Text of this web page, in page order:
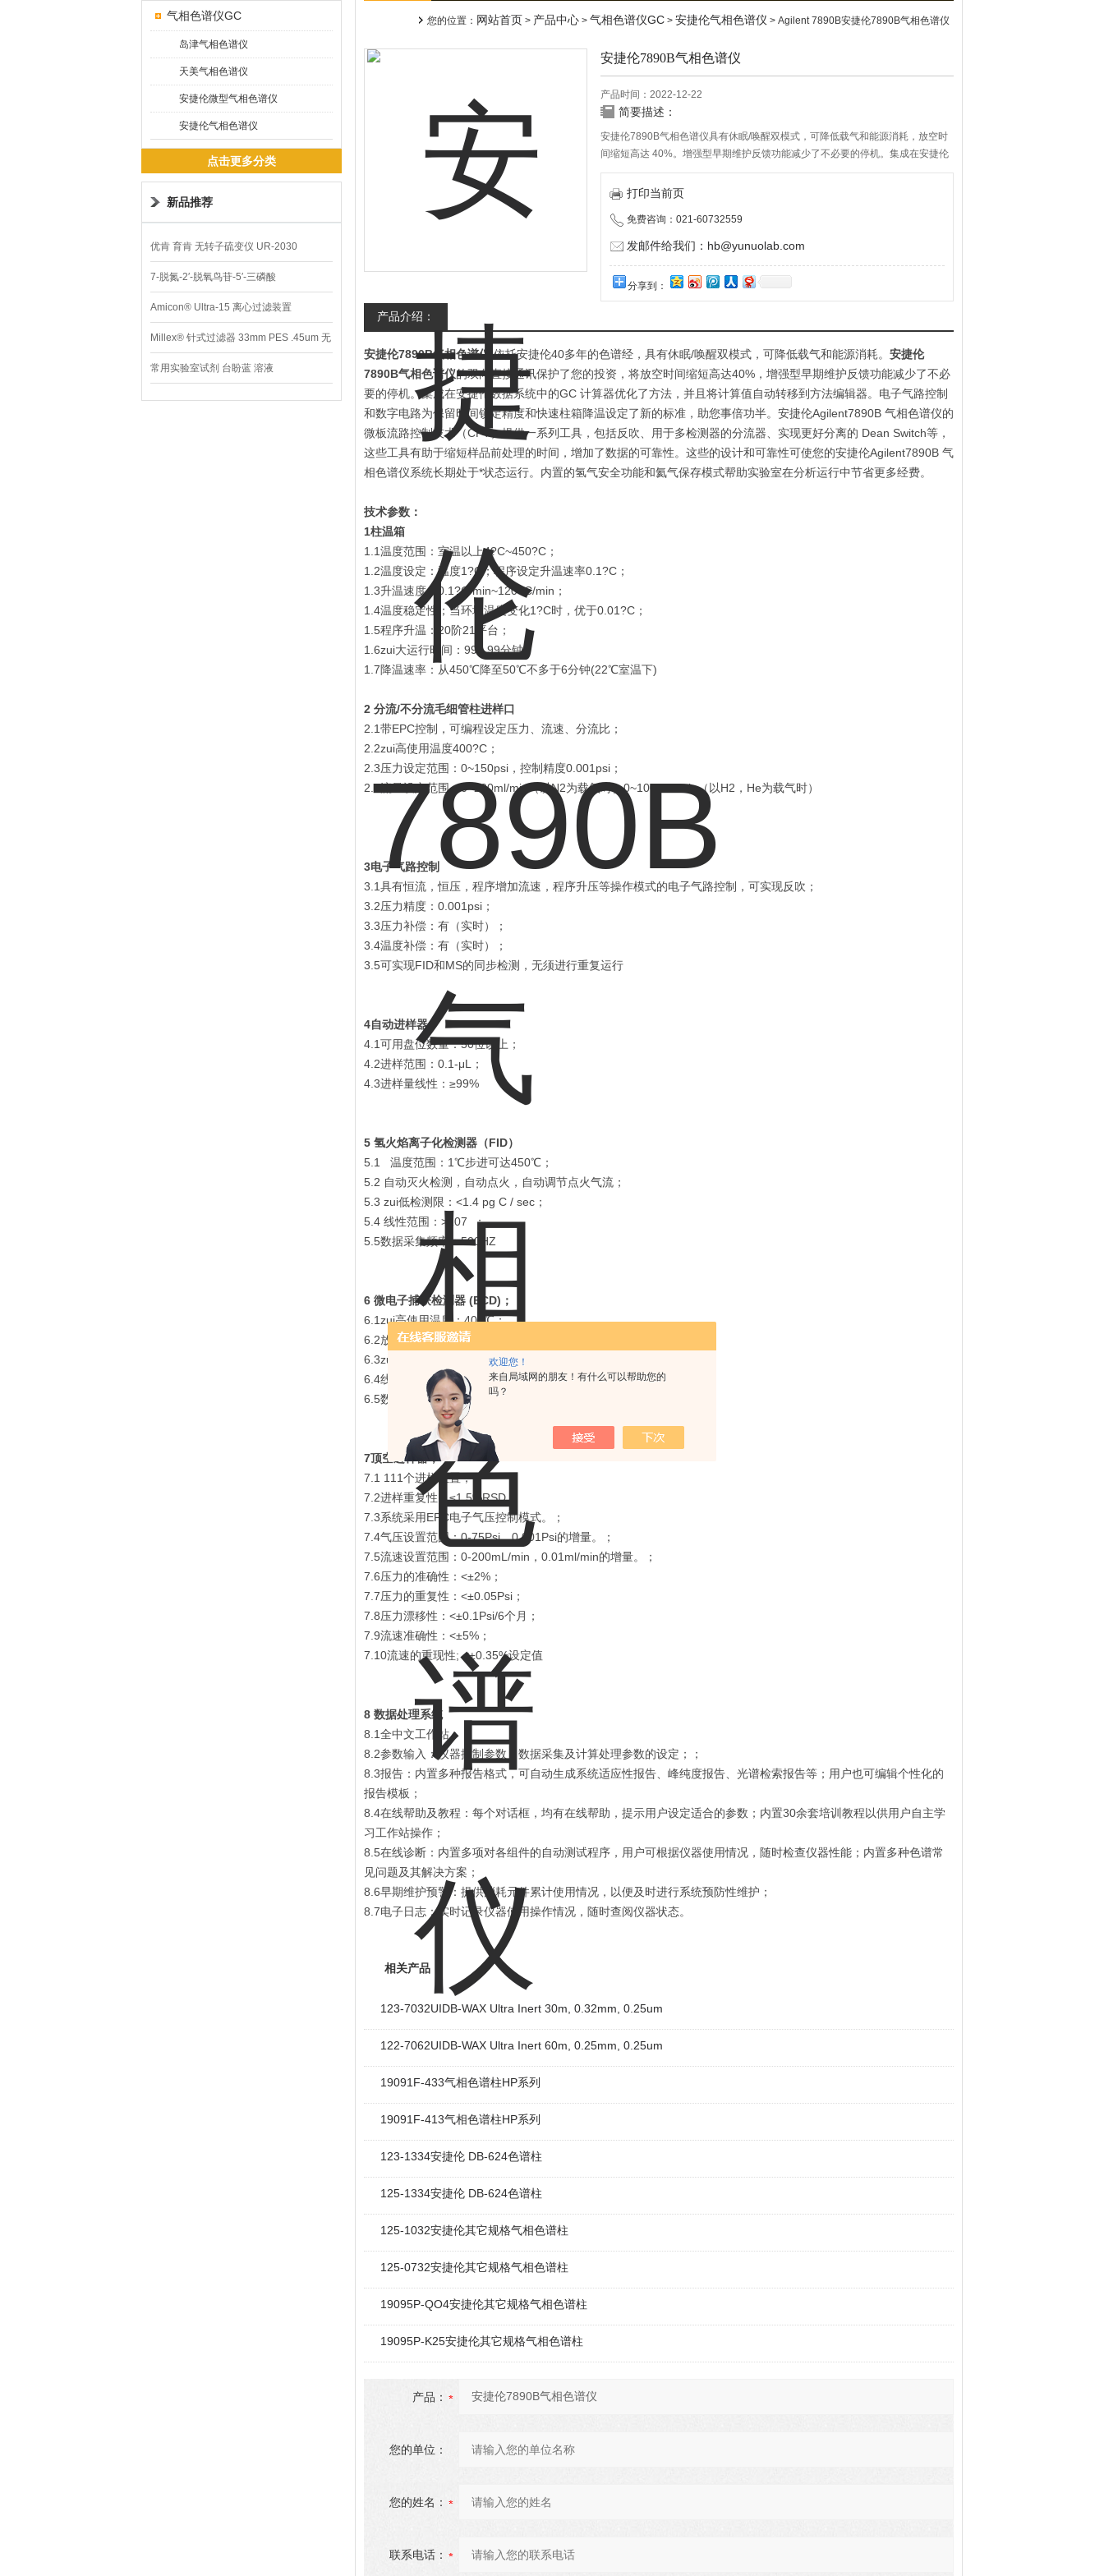
欢迎您！
来自局域网的朋友！有什么可以帮助您的
吗？
气相色谱仪GC
岛津气相色谱仪
天美气相色谱仪
安捷伦微型气相色谱仪
安捷伦气相色谱仪
点击更多分类
新品推荐
优肯 育肯 无转子硫变仪 UR-2030
7-脱氮-2′-脱氧鸟苷-5′-三磷酸
Amicon® Ultra-15 离心过滤装置
Millex® 针式过滤器 33mm PES .45um 无
菌
常用实验室试剂 台盼蓝 溶液
您的位置： 网站首页 > 产品中心 > 气相色谱仪GC > 安捷伦气相色谱仪 > Agilent 7890B安捷伦7890B气相色谱仪
安捷伦7890B气相色谱仪
产品时间：2022-12-22
简要描述：
安捷伦7890B气相色谱仪具有休眠/唤醒双模式，可降低载气和能源消耗，放空时
间缩短高达 40%。增强型早期维护反馈功能减少了不必要的停机。集成在安捷伦
数据系统中的GC 计算器优化了方法，并且将计算值自动转移到方法编辑器。电子
气路控制和数字电路为保留时间锁定精度和快速柱箱降温设定了新的标准，助您
打印当前页
免费咨询：021-60732559
发邮件给我们：hb@yunuolab.com
分享到：
产品介绍：
安捷伦7890B气相色谱仪 ,依托安捷伦40多年的色谱经，具有休眠/唤醒双模式，可降低载气和能源消耗。 安捷伦
7890B气相色谱仪的双向直接通讯保护了您的投资，将放空时间缩短高达40%，增强型早期维护反馈功能减少了不必
要的停机。集成在安捷伦数据系统中的GC 计算器优化了方法，并且将计算值自动转移到方法编辑器。电子气路控制
和数字电路为保留时间锁定精度和快速柱箱降温设定了新的标准，助您事倍功半。安捷伦Agilent7890B 气相色谱仪的
微板流路控制技术（CFT）提供一系列工具，包括反吹、用于多检测器的分流器、实现更好分离的 Dean Switch等，
这些工具有助于缩短样品前处理的时间，增加了数据的可靠性。这些的设计和可靠性可使您的安捷伦Agilent7890B 气
相色谱仪系统长期处于*状态运行。内置的氢气安全功能和氦气保存模式帮助实验室在分析运行中节省更多经费。
技术参数：
1柱温箱
1.1温度范围：室温以上4?C~450?C；
1.2温度设定：温度1?C；程序设定升温速率0.1?C；
1.3升温速度：0.1?C/min~120?C/min；
1.4温度稳定性；当环境温度变化1?C时，优于0.01?C；
1.5程序升温：20阶21平台；
1.6zui大运行时间：999.99分钟；
1.7降温速率：从450℃降至50℃不多于6分钟(22℃室温下)
2 分流/不分流毛细管柱进样口
2.1带EPC控制，可编程设定压力、流速、分流比；
2.2zui高使用温度400?C；
2.3压力设定范围：0~150psi，控制精度0.001psi；
2.4流量设定范围：0~200ml/min（以N2为载气时）0~1000ml/min（以H2，He为载气时）
3电子气路控制
3.1具有恒流，恒压，程序增加流速，程序升压等操作模式的电子气路控制，可实现反吹；
3.2压力精度：0.001psi；
3.3压力补偿：有（实时）；
3.4温度补偿：有（实时）；
3.5可实现FID和MS的同步检测，无须进行重复运行
4自动进样器；
4.1可用盘位数量：50位以上；
4.2进样范围：0.1-μL；
4.3进样量线性：≥99%
5 氢火焰离子化检测器（FID）
5.1 温度范围：1℃步进可达450℃；
5.2 自动灭火检测，自动点火，自动调节点火气流；
5.3 zui低检测限：<1.4 pg C / sec；
5.4 线性范围：>107 ；
5.5数据采集频率：500HZ
6 微电子捕获检测器 (ECD)；
6.1zui高使用温度：400℃；
6.2放射源：<15 mCi63Ni箔；
6.3zui低检测限：<6fg/ml（六氯化苯）；
6.4线性动态范围：> 5x105（六氯化苯）；
6.5数据采样速率:50Hz
7顶空进样器；
7.1 111个进样位置；
7.2进样重复性：≤1.5%RSD；
7.3系统采用EPC电子气压控制模式。；
7.4气压设置范围：0-75Psi，0.001Psi的增量。；
7.5流速设置范围：0-200mL/min，0.01ml/min的增量。；
7.6压力的准确性：<±2%；
7.7压力的重复性：<±0.05Psi；
7.8压力漂移性：<±0.1Psi/6个月；
7.9流速准确性：<±5%；
7.10流速的重现性; <±0.35%设定值
8 数据处理系统
8.1全中文工作站；
8.2参数输入：仪器控制参数，数据采集及计算处理参数的设定；；
8.3报告：内置多种报告格式，可自动生成系统适应性报告、峰纯度报告、光谱检索报告等；用户也可编辑个性化的
报告模板；
8.4在线帮助及教程：每个对话框，均有在线帮助，提示用户设定适合的参数；内置30余套培训教程以供用户自主学
习工作站操作；
8.5在线诊断：内置多项对各组件的自动测试程序，用户可根据仪器使用情况，随时检查仪器性能；内置多种色谱常
见问题及其解决方案；
8.6早期维护预警：提供消耗元件累计使用情况，以便及时进行系统预防性维护；
8.7电子日志：实时记录仪器使用操作情况，随时查阅仪器状态。
相关产品
123-7032UIDB-WAX Ultra Inert 30m, 0.32mm, 0.25um
122-7062UIDB-WAX Ultra Inert 60m, 0.25mm, 0.25um
19091F-433气相色谱柱HP系列
19091F-413气相色谱柱HP系列
123-1334安捷伦 DB-624色谱柱
125-1334安捷伦 DB-624色谱柱
125-1032安捷伦其它规格气相色谱柱
125-0732安捷伦其它规格气相色谱柱
19095P-QO4安捷伦其它规格气相色谱柱
19095P-K25安捷伦其它规格气相色谱柱
产品：
您的单位：
您的姓名：
联系电话：